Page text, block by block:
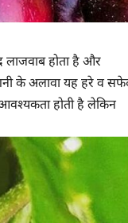
होता है और
के अलावा यह हरे व
होती है लेकिन